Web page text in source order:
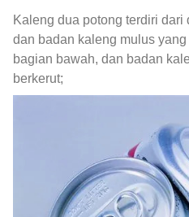
Kaleng dua potong terdiri dari
dan badan kaleng mulus
bagian bawah, dan badan
berkerut;